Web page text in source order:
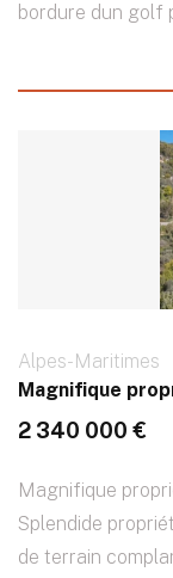
bordure dun golf
Alpes-Maritimes
Magnifique
2 340 000 €
Magnifique
Splendide
de terrain